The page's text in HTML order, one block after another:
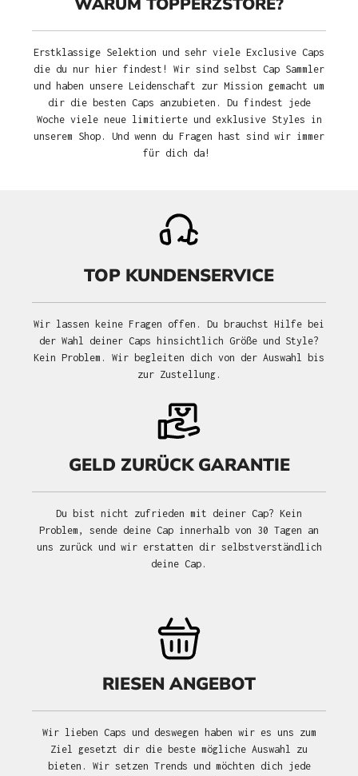
Erstklassige Selektion und sehr viele Exclusive Caps
die du nur hier findest! Wir sind selbst Cap Sammler
und haben unsere Leidenschaft zur Mission gemacht um
dir die besten Caps anzubieten. Du findest jede
Woche viele neue limitierte und exklusive Styles in
unserem Shop. Und wenn du Fragen hast sind wir immer
für dich da!
TOP KUNDENSERVICE
Wir lassen keine Fragen offen. Du brauchst Hilfe bei
der Wahl deiner Caps hinsichtlich Größe und Style?
Kein Problem. Wir begleiten dich von der Auswahl bis
zur Zustellung.
GELD ZURÜCK GARANTIE
Du bist nicht zufrieden mit deiner Cap? Kein
Problem, sende deine Cap innerhalb von 30 Tagen an
uns zurück und wir erstatten dir selbstverständlich
deine Cap.
RIESEN ANGEBOT
Wir lieben Caps und deswegen haben wir es uns zum
Ziel gesetzt dir die beste mögliche Auswahl zu
bieten. Wir setzen Trends und möchten dich jede